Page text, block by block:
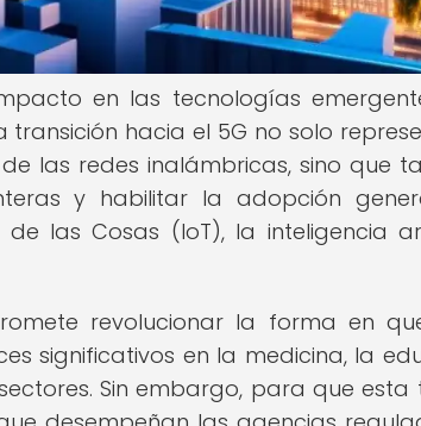
en las tecnologías
hacia el 5G no solo
las redes inalámbricas, sino que
y habilitar la adopción
las Cosas (IoT), la inteligencia
revolucionar la forma en
significativos en la medicina, la
Sin embargo, para que esta